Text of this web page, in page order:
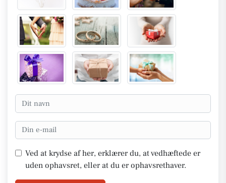
Ved at krydse af her, erklærer du, at vedhæftede er
uden ophavsret, eller at du er ophavsrethaver.